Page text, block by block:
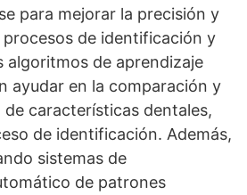
para mejorar la precisión y
procesos de identificación y
algoritmos de aprendizaje
ayudar en la comparación y
de características dentales,
de identificación. Además,
sistemas de
de patrones